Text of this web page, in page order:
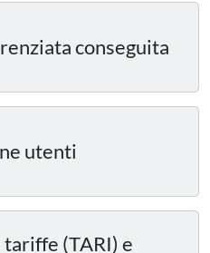
conseguita
utenti
(TARI) e